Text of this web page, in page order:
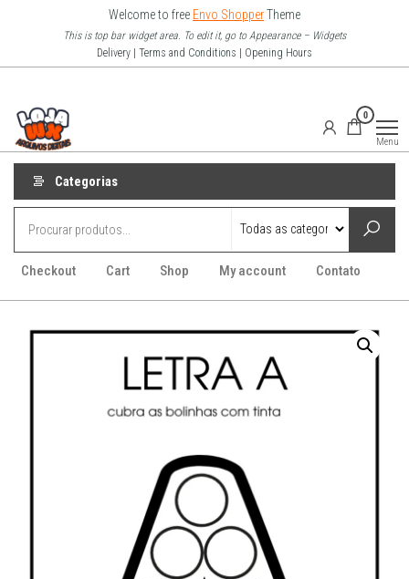
o
Welcome to free Envo ShopperTheme
This is top bar widget area. To edit it, go to Appearance – Widgets
Delivery | Terms and Conditions | Opening Hours
Arquivo
Digitais
0
Menu
Categorias
Checkout Cart Shop My account Contato